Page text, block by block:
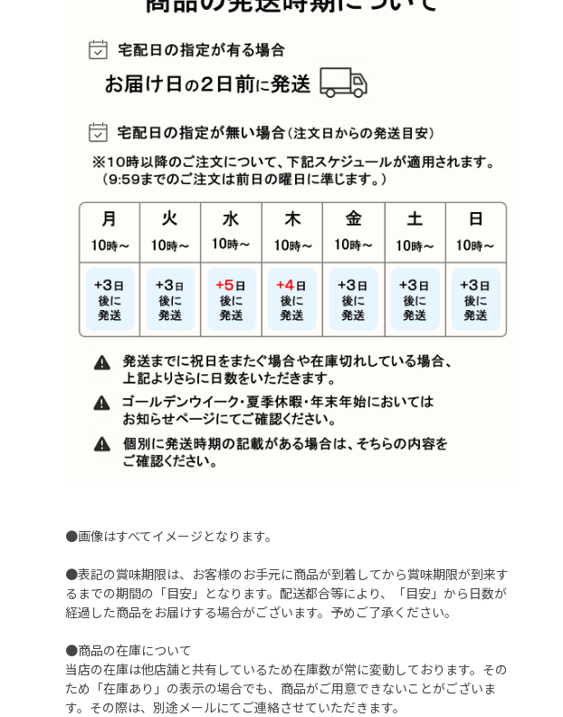
●画像はすべてイメージとなります。
●表記の賞味期限は、お客様のお手元に商品が到着してから賞味期限が到来す
るまでの期間の「目安」となります。配送都合等により、「目安」から日数が
経過した商品をお届けする場合がございます。予めご了承ください。
●商品の在庫について
当店の在庫は他店舗と共有しているため在庫数が常に変動しております。その
ため「在庫あり」の表示の場合でも、商品がご用意できないことがございま
す。その際は、別途メールにてご連絡させていただきます。